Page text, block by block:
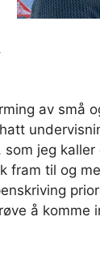
av små
jeg
fram til og
å komme